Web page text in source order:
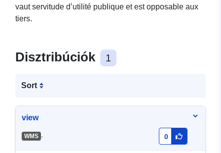
vaut servitude d’utilité publique et est opposable aux
tiers.
Disztribúciók 1
Sort
view
WMS - 0